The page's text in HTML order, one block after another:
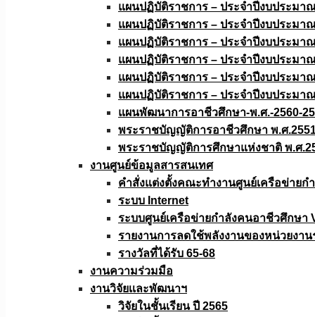
แผนปฏิบัติราชการ – ประจำปีงบประมา
แผนปฏิบัติราชการ – ประจำปีงบประมา
แผนปฏิบัติราชการ – ประจำปีงบประมา
แผนปฏิบัติราชการ – ประจำปีงบประมา
แผนปฏิบัติราชการ – ประจำปีงบประมา
แผนปฏิบัติราชการ – ประจำปีงบประมา
แผนพัฒนาการอาชีวศึกษา-พ.ศ.-2560-
พระราชบัญญัติการอาชีวศึกษา พ.ศ
พระราชบัญญัติการศึกษาแห่งชาติ พ.ศ
งานศูนย์ข้อมูลสารสนเทศ
คำสั่งแต่งตั้งคณะทำงานศูนย์เครือข่าย
ระบบ Internet
ระบบศูนย์เครือข่ายกำลังคนอาชีวศึกษา
รายงานการลดใช้พลังงานของหน่วยงา
รางวัลที่ได้รับ 65-68
งานความร่วมมือ
งานวิจัยเเละพัฒนาฯ
วิจัยในชั้นเรียน ปี 2565